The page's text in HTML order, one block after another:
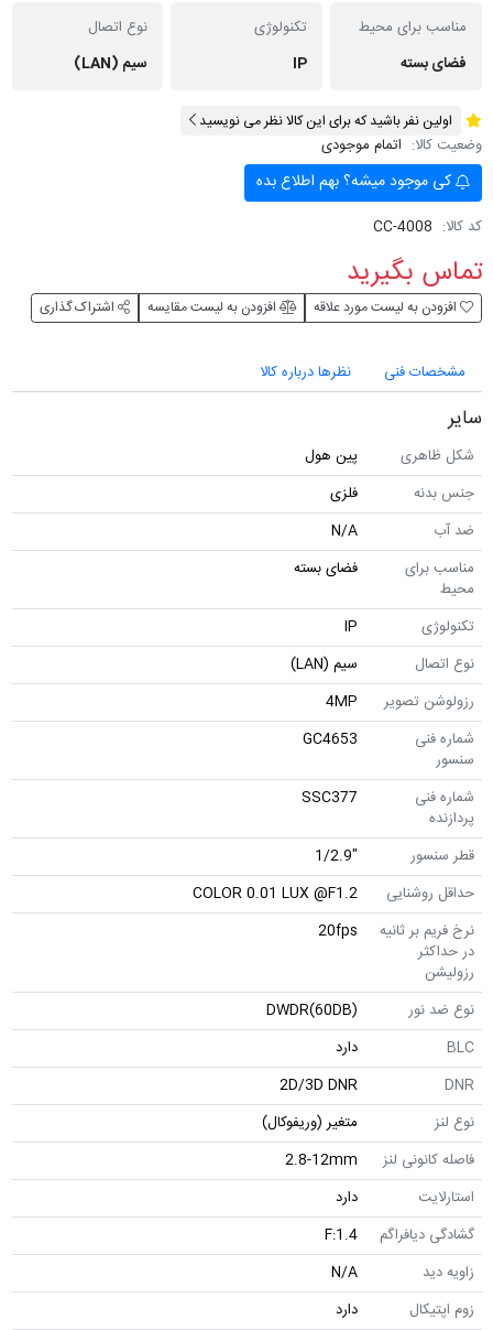
مناسب برای محیط
فضای بسته
تکنولوژی
IP
نوع اتصال
سیم (LAN)
اولین نفر باشید که برای این کالا نظر می نویسید
وضعیت کالا: اتمام موجودی
کی موجود میشه؟ بهم اطلاع بده
کد کالا: CC-4008
تماس بگیرید
افزودن به لیست مورد علاقه افزودن به لیست مقایسه اشتراک گذاری
مشخصات فنی نظرها درباره کالا
سایر
شکل ظاهری
پین هول
جنس بدنه
فلزی
ضد آب
N/A
مناسب برای
محیط
فضای بسته
تکنولوژی
IP
نوع اتصال
سیم (LAN)
رزولوشن تصویر
4MP
شماره فنی
سنسور
GC4653
شماره فنی
پردازنده
SSC377
قطر سنسور
"1/2.9
حداقل روشنایی
COLOR 0.01 LUX @F1.2
نرخ فریم بر ثانیه
در حداکثر
رزولیشن
20fps
نوع ضد نور
DWDR(60DB)
BLC
دارد
DNR
2D/3D DNR
نوع لنز
متغیر (وریفوکال)
فاصله کانونی لنز
2.8-12mm
استارلایت
دارد
گشادگی دیافراگم
F:1.4
زاویه دید
N/A
زوم اپتیکال
دارد